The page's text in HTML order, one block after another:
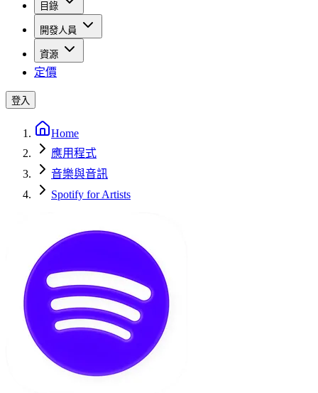
目錄
開發人員
資源
定價
登入
Home
應用程式
音樂與音訊
Spotify for Artists